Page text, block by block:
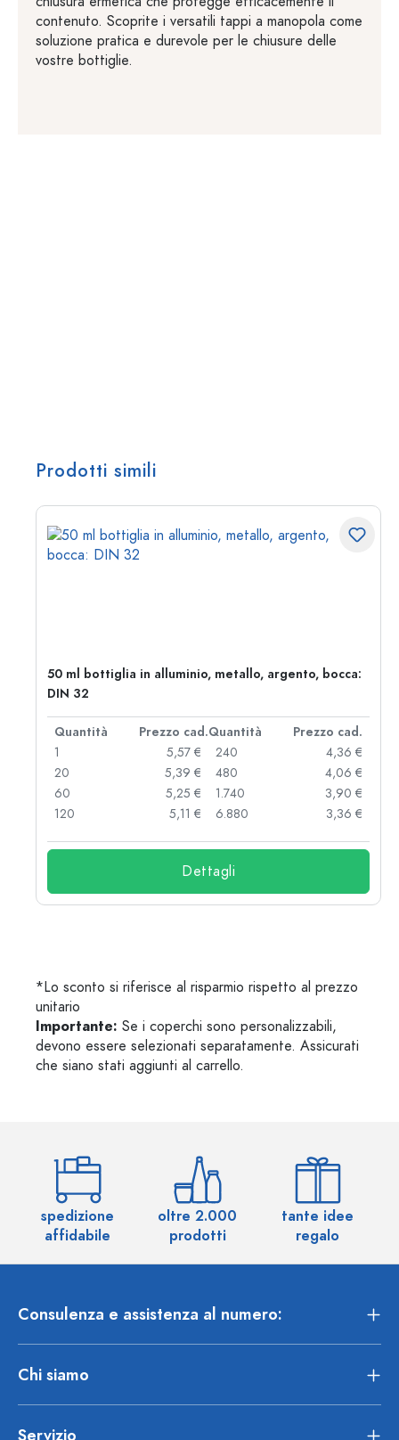
contenuto. Scoprite i versatili tappi a manopola come
soluzione pratica e durevole per le chiusure delle
vostre bottiglie.
Prodotti simili
50 ml bottiglia in alluminio, metallo, argento, bocca:
DIN 32
Quantità Prezzo cad.Quantità
Prezzo cad.
1
5,57 €
20
5,39 €
60
5,25 €
120
5,11 €
240
4,36 €
480
4,06 €
1.740
3,90 €
6.880
3,36 €
Dettagli
*Lo sconto si riferisce al risparmio rispetto al prezzo
unitario
Importante: Se i coperchi sono personalizzabili,
devono essere selezionati separatamente. Assicurati
che siano stati aggiunti al carrello.
spedizione
affidabile
oltre 2.000
prodotti
tante idee
regalo
Consulenza e assistenza al numero:
Chi siamo
Servizio